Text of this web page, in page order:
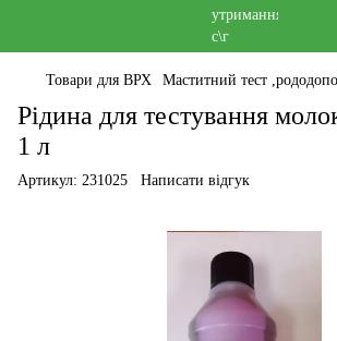
Товари для ВРХ Маститний тест
Рідина для тестування
1 л
Артикул: 231025 Написати відгук